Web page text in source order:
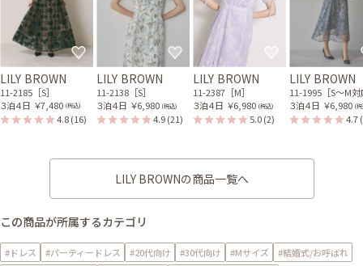
LILY BROWN
11-2185［S］
３泊４日 ￥7,480 (税込)
4.8(16)
LILY BROWN
11-2138［S］
３泊４日 ￥6,980 (税込)
4.9(21)
LILY BROWN
11-2387［M］
３泊４日 ￥6,980 (税込)
5.0(2)
LILY BROWN
11-1995［S〜M
３泊４日 ￥6,980 (
4.7
LILY BROWNの商品一覧へ
この商品が所属するカテゴリ
#ドレス #パーティードレス #20代向け #30代向け #Mサイズ
#結婚式/お呼ばれ